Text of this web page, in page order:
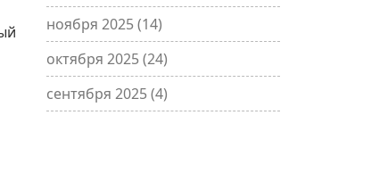
ноября 2025(14)
октября 2025(24)
сентября 2025(4)